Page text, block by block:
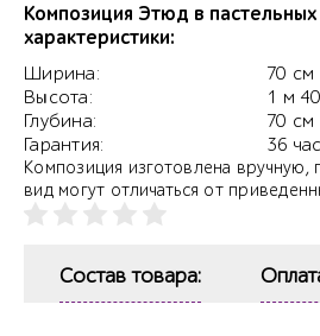
Композиция Этюд в пастельных
характеристики:
Ширина:
Высота:
Глубина:
Гарантия:
70 см
1 м
70 см
36
Композиция изготовлена вручную,
вид могут отличаться от
Состав товара: